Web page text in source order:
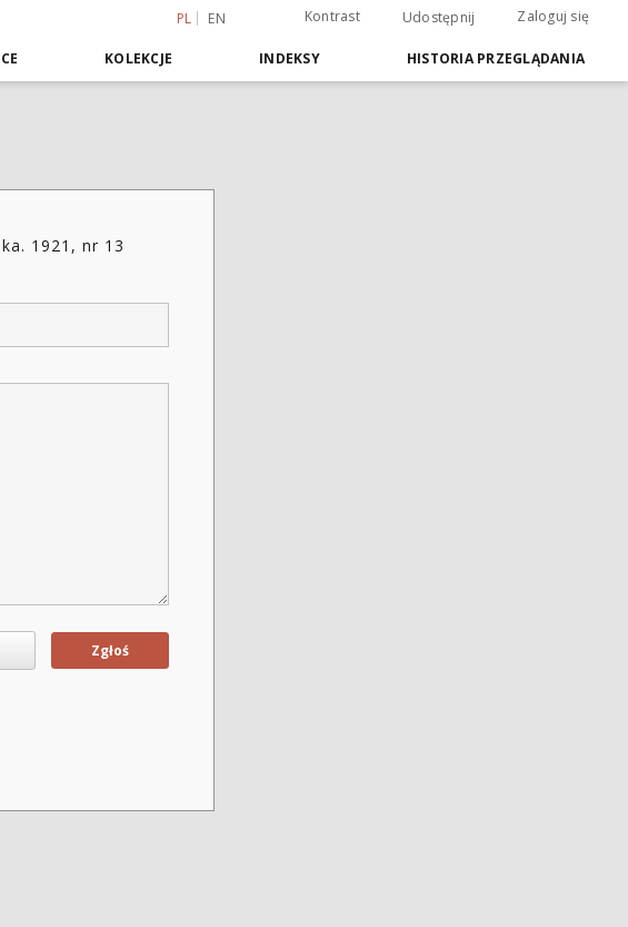
PL EN Kontrast Udostępnij Zaloguj się
KOLEKCJE INDEKSY HISTORIA PRZEGLĄDANIA
1921, nr 13
Zgłoś